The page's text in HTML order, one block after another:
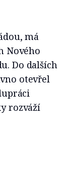
má
Nového
Do dalších
otevřel
rozváží